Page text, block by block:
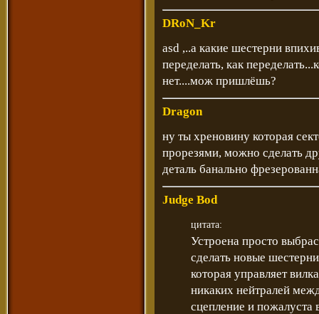
DRoN_Kr
asd ,..а какие шестерни
переделать, как
нет....мож пришлёшь?
Dragon
ну ты хреновину которая
прорезями, можно сделать
деталь банально
Judge Bod
цитата:
Устроена просто
сделать новые
которая управляет
никаких нейтралей
сцепление и пожалуста